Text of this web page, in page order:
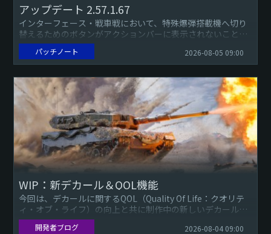
アップデート 2.57.1.67
インターフェース・戦車戦において、特殊爆弾搭載機へ切り
替えるためのボタンがアクションバーに表示されないことが
あった不具合を修正しました。ロケーションとミッション・
[もう一つの歴史]...
パッチノート 2026-08-05 09:00
WIP：新デカール＆QOL機能
今回は、デカールに関するQOL（Quality Of Life：クオリテ
ィ・オブ・ライフ）の向上と共に制作中の新しいデカールを
いくつか紹介したいと思います。デカールフィルタリング7...
開発者ブログ 2026-08-04 09:00